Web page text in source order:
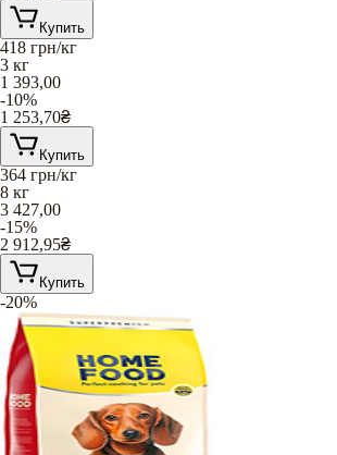
Купить
418 грн/кг
3 кг
1 393,00
-10%
1 253,70₴
Купить
364 грн/кг
8 кг
3 427,00
-15%
2 912,95₴
Купить
-20%